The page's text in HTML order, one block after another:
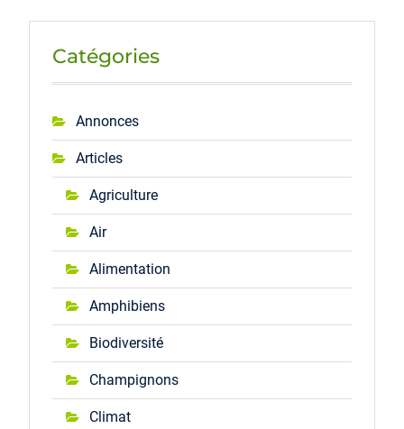
Catégories
Annonces
Articles
Agriculture
Air
Alimentation
Amphibiens
Biodiversité
Champignons
Climat